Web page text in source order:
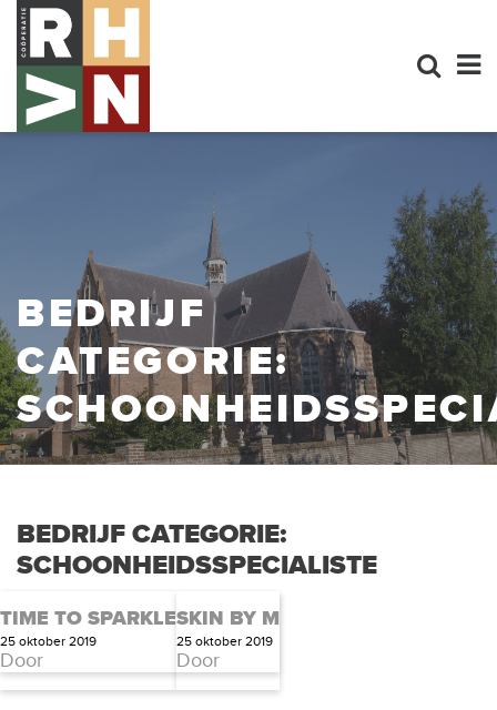
BEDRIJF
CATEGORIE:
BEDRIJF CATEGORIE:
SCHOONHEIDSSPECIALISTE
TIME TO SPARKLE
25 oktober 2019
Door
SKIN BY M
25 oktober 2019
Door